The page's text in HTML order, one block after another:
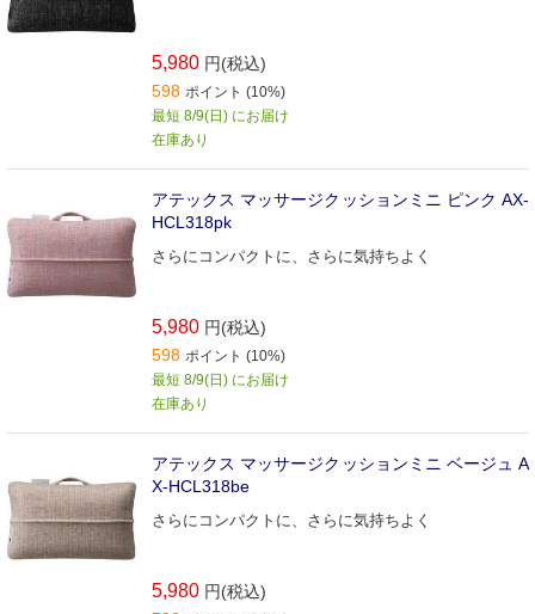
5,980 円(税込)
598 ポイント (10%)
最短 8/9(日) にお届け
在庫あり
アテックス マッサージクッションミニ ピンク AX-
HCL318pk
さらにコンパクトに、さらに気持ちよく
5,980 円(税込)
598 ポイント (10%)
最短 8/9(日) にお届け
在庫あり
アテックス マッサージクッションミニ ベージュ A
X-HCL318be
さらにコンパクトに、さらに気持ちよく
5,980 円(税込)